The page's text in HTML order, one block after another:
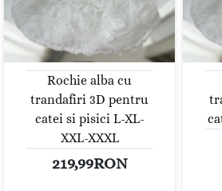
Rochie alba cu
trandafiri 3D pentru
catei si pisici L-XL-
XXL-XXXL
219,99RON